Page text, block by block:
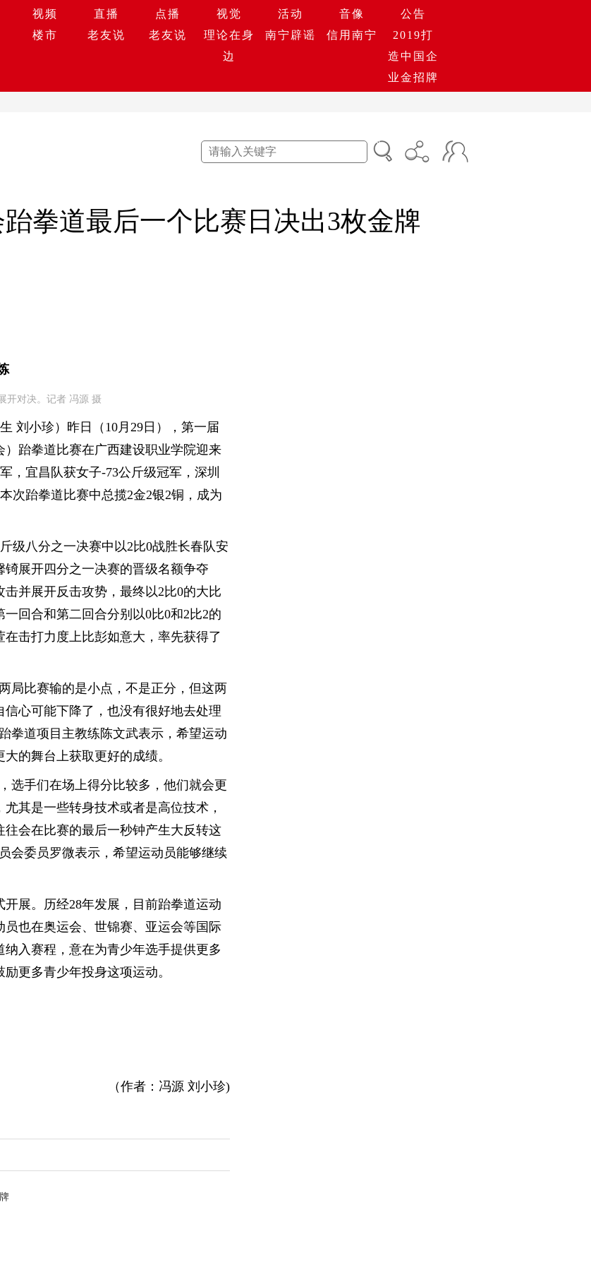
视频 直播 点播 视觉 活动 音像
公告
楼市 老友说 老友说
理论在身
边
南宁辟谣 信用南宁
2019打
造中国企
业金招牌
跆拳道最后一个比赛日决出3枚金牌
开对决。记者 冯源 摄
刘小珍）昨日（10月29日），第一届
跆拳道比赛在广西建设职业学院迎来
，宜昌队获女子-73公斤级冠军，深圳
次跆拳道比赛中总揽2金2银2铜，成为
级八分之一决赛中以2比0战胜长春队安
展开四分之一决赛的晋级名额争夺
并展开反击攻势，最终以2比0的大比
回合和第二回合分别以0比0和2比2的
击打力度上比彭如意大，率先获得了
局比赛输的是小点，不是正分，但这两
心可能下降了，也没有很好地去处理
拳道项目主教练陈文武表示，希望运动
的舞台上获取更好的成绩。
选手们在场上得分比较多，他们就会更
其是一些转身技术或者是高位技术，
会在比赛的最后一秒钟产生大反转这
会委员罗微表示，希望运动员能够继续
展。历经28年发展，目前跆拳道运动
也在奥运会、世锦赛、亚运会等国际
入赛程，意在为青少年选手提供更多
更多青少年投身这项运动。
（作者：冯源 刘小珍)